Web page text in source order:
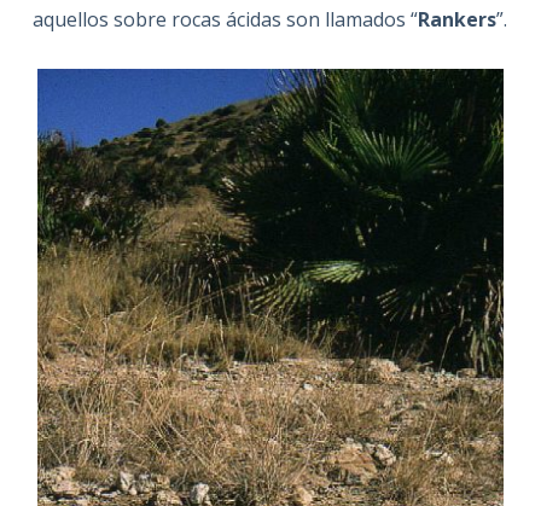
aquellos sobre rocas ácidas son llamados “Rankers”.